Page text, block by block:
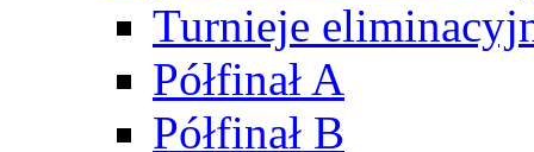
Turnieje
Półfinał A
Półfinał B